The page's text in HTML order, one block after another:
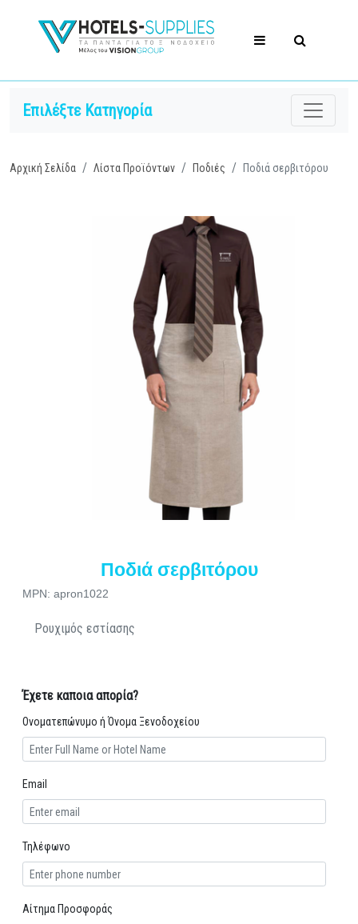
Επιλέξτε Κατηγορία
Αρχική Σελίδα Λίστα Προϊόντων Ποδιές Ποδιά σερβιτόρου
Ποδιά σερβιτόρου
MPN: apron1022
Ρουχιμός εστίασης
Έχετε καποια απορία?
Ονοματεπώνυμο ή Όνομα Ξενοδοχείου
Email
Τηλέφωνο
Αίτημα Προσφοράς